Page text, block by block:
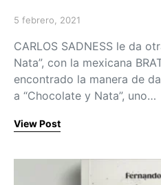
Posted on
5 febrero, 2021
CARLOS SADNESS le da
Nata”, con la mexicana
encontrado la manera de
a “Chocolate y Nata”, uno…
View Post